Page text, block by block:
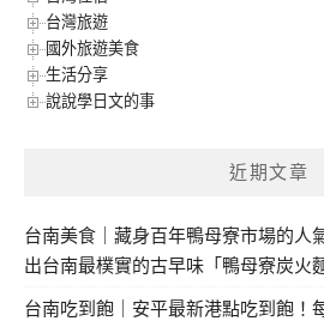
台灣旅遊
國外旅遊美食
生活分享
說說學日文的事
近期文章
台南美食｜藏身百年鴨母寮市場的人
出台南最樸實的古早味「鴨母寮炭火麵
台南吃到飽｜安平最新港點吃到飽！